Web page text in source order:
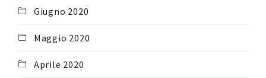
Giugno 2020
Maggio 2020
Aprile 2020